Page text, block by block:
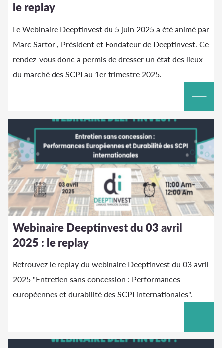
le replay
Le Webinaire Deeptinvest du 5 juin 2025 a été animé par
Marc Sartori, Président et Fondateur de Deeptinvest. Ce
rendez-vous donc a permis de dresser un état des lieux
du marché des SCPI au 1er trimestre 2025.
Webinaire Deeptinvest du 03 avril
2025 : le replay
Retrouvez le replay du webinaire Deeptinvest du 03 avril
2025 "Entretien sans concession : Performances
européennes et durabilité des SCPI internationales".